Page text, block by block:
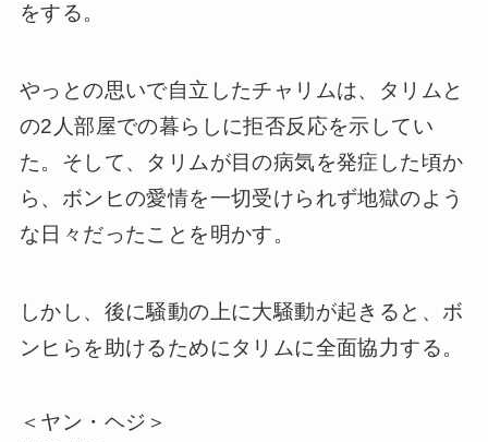
をする。
やっとの思いで自立したチャリムは、タリムと
の2人部屋での暮らしに拒否反応を示してい
た。そして、タリムが目の病気を発症した頃か
ら、ボンヒの愛情を一切受けられず地獄のよう
な日々だったことを明かす。
しかし、後に騒動の上に大騒動が起きると、ボ
ンヒらを助けるためにタリムに全面協力する。
＜ヤン・ヘジ＞